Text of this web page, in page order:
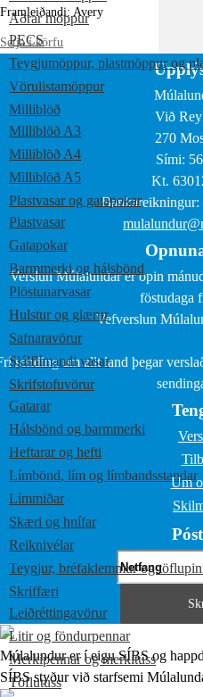
Aðrar möppur
PECS
Teygjumöppur, plastmöppur og
Vörulistamöppur
Milliblöð
Milliblöð A3
Milliblöð A4
Milliblöð A5
Plastvasar og gatapokar
Plastvasar
Gatapokar
Barmmerki og hálsbönd
Plöstunarvasar
Hulstur og glærur
Safnaravörur
Sjálflímandi vasar
Skrifstofuvörur
Gatarar
Hálsbönd og barmmerki
Heftarar og hefti
Límbönd, lím og límbandsstandar
Límmiðar
Skæri og hnífar
Reiknivélar
Teygjur, bréfaklemmur og
Skriffæri
Leiðréttingavörur
Litir og föndurpennar
Merkipennar og merkitúss
Töflutúss
Framleiðandi: Avery
Setja í körfu
Við
270
Sími:
Kt.
Bankareikningur:
Verslun Múlalundar er opin
föstudaga
Vefverslun
sending um allt land þegar
Um
Múlalundur er í eigu SÍBS og
SÍBS styður við starfsemi